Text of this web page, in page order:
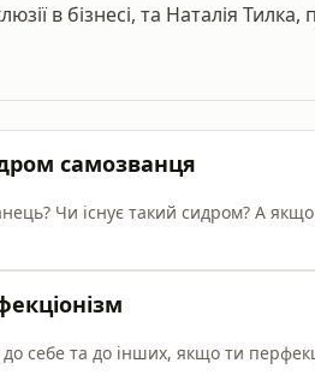
в бізнесі, та Наталія
самозванця
Чи існує такий сидром? А
себе та до інших, якщо ти